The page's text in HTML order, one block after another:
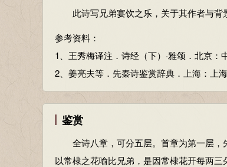
宜：安，和顺。帑：通“孥”，儿女。究：
参考资料：
1、朱熹．诗经集传．上海：上海古籍出版社
2、王秀梅译注．诗经（下）·雅颂．北京：
威：畏惧，可怕。
孔怀：最为思念、关怀。孔，很，最。
原：高平之地。隰（xí）：低湿之地。裒（
脊令（jílíng）：通作“鹡鸰”，一种水鸟。水
每：连词，虽然。
况：更加。永：长。
阋（xì）：争吵。墙：墙内，家庭之内。
外：墙外。御：抵抗。务（wǔ）：通“侮”。
烝（zhēng）：长久。一说为发语词。戎：
此诗写兄弟宴饮之乐，关于其作者与背
参考资料：
1、王秀梅译注．诗经（下）·雅颂．北京：
2、姜亮夫等．先秦诗鉴赏辞典．上海：上
鉴赏
全诗八章，可分五层。首章为第一层，
以常棣之花喻比兄弟，是因常棣花开每两